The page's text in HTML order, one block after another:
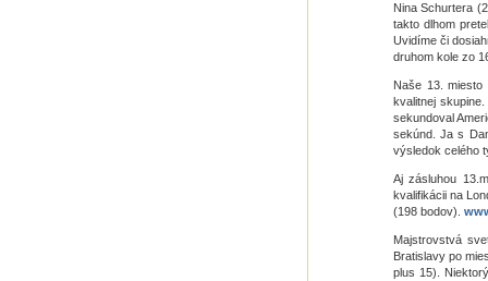
Nina Schurtera
takto dlhom
Uvidíme či
druhom kole zo
Naše 13.
kvalitnej
sekundoval
sekúnd. Ja s
výsledok celého
Aj zásluhou
kvalifikácii na
(198 bodov).
Majstrovstvá
Bratislavy po
plus 15).